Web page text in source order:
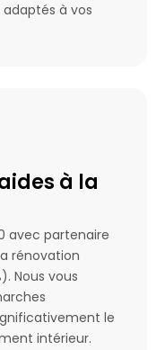
à vos
à la
avec partenaire
rénovation
Nous vous
le
intérieur.